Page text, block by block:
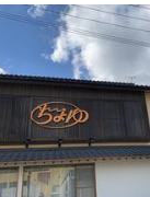
ら😊めちゃ酸
っぱくて，スッパマンになって運転しました〜ꉂ🤣𐤔